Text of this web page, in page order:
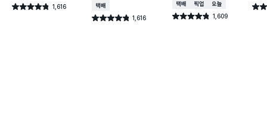
별점 4.8점 1,616
건 작성
택배배송
별점 4.8점 1,616
건 작성
택배배송매장픽업오늘배송
별점 4.8점 1,609
건 작성
별점